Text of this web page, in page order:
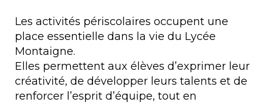
Les activités périscolaires occupent une
place essentielle dans la vie du Lycée
Montaigne.
Elles permettent aux élèves d’exprimer leur
créativité, de développer leurs talents et de
renforcer l’esprit d’équipe, tout en